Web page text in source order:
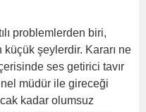
problemlerden biri,
şeylerdir. Kararı ne
ses getirici tavır
müdür ile gireceği
kadar olumsuz